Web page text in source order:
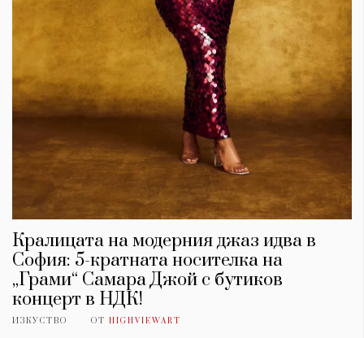
Кралицата на модерния джаз идва в
София: 5-кратната носителка на
„Грами“ Самара Джой с бутиков
концерт в НДК!
ИЗКУСТВО ОТ HIGHVIEWART
СЛЕДВАЙТЕ НИ
Facebook Instagram Twitter
Pinterest
YouTube
Spotify Soundcloud
Ако нашият сайт ви харесва, можете да се абонирате за
седмичния ни нюзлетър тук:
© 2026, HighViewArt | Всички права запазени